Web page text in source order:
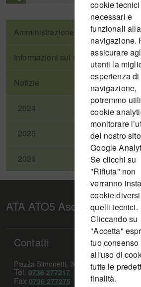
cookie tecnici
necessari e
funzionali alla
navigazione.
assicurare
utenti la
esperienza di
navigazione,
potremmo
cookie
monitorare
del nostro
Google
Se clicchi su
"Rifiuta" non
verranno
cookie
quelli tecnici.
Cliccando su
"Accetta"
tuo consenso
all'uso di
tutte le
finalità.
Amministrazione
Informazioni sui servizi attivi nel
Notizie
2024
2025
2026
ATA ATO5 Ascoli Piceno
Contatti
Piazza Simonetti, 36 - 63100 Ascoli
Tel. 0736 277217
Fax 0736 277275